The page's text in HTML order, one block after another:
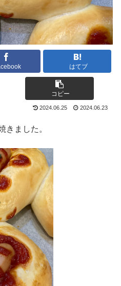
はてブ
コピー
2024.06.25 2024.06.23
きました。